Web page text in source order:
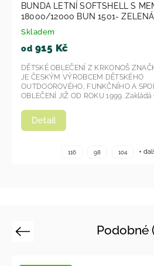
BUNDA LETNÍ SOFTSHELL S
18000/12000 BUN 1501-
Skladem
od 915 Kč
Detail
DĚTSKÉ OBLEČENÍ Z KRKONOŠ
JE ČESKÝM VÝROBCEM DĚTSKÉHO
OUTDOOROVÉHO, FUNKČNÍHO A
OBLEČENÍ JIŽ OD ROKU 1999. Zakládá
116 98 104 +
Podobné
Previous